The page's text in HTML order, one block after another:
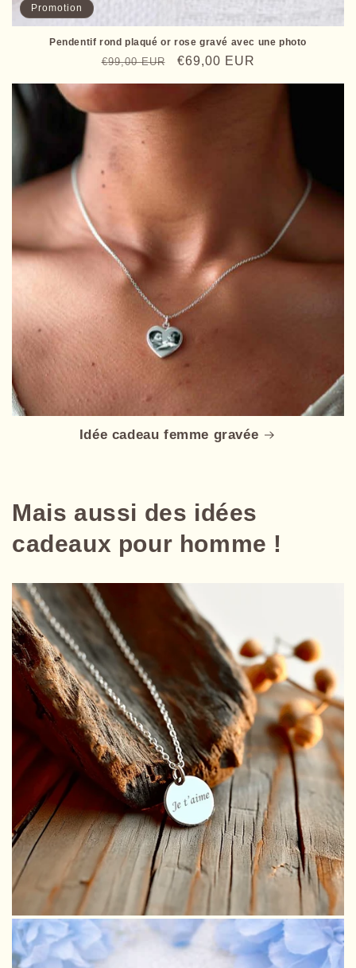
Promotion
Pendentif rond plaqué or rose gravé avec une photo
Prix
€99,00 EUR
Prix
€69,00 EUR
Idée cadeau femme gravée
Mais aussi des idées
cadeaux pour homme !